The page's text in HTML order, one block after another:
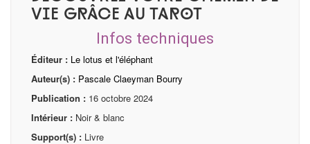
vie grâce au tarot
Infos techniques
Éditeur : Le lotus et l'éléphant
Auteur(s) : Pascale Claeyman Bourry
Publication : 16 octobre 2024
Intérieur : Noir & blanc
Support(s) : Livre